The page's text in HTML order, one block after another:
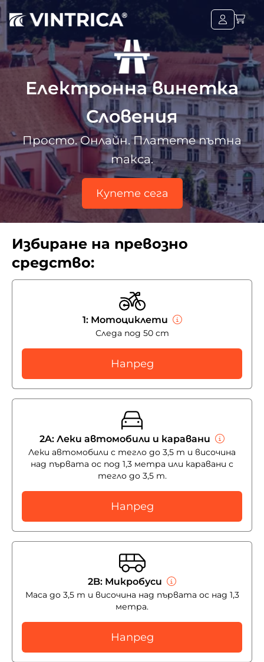
Електронна винетка
Словения
Просто. Онлайн. Платете пътна
такса.
Купете сега
Избиране на превозно
средство:
1: Мотоциклети
Следа под 50 cm
Напред
2A: Леки автомобили и каравани
Леки автомобили с тегло до 3,5 т и височина
над първата ос под 1,3 метра или каравани с
тегло до 3,5 т.
Напред
2B: Микробуси
Маса до 3,5 т и височина над първата ос над 1,3
метра.
Напред